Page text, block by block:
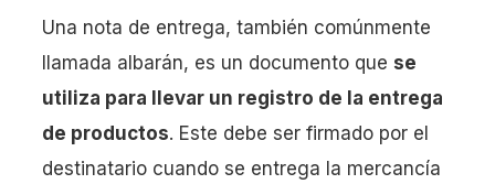
¿Tiene validez legal una nota de entrega?
Una nota de entrega, también comúnmente
llamada albarán, es un documento que se
utiliza para llevar un registro de la entrega
de productos. Este debe ser firmado por el
destinatario cuando se entrega la mercancía